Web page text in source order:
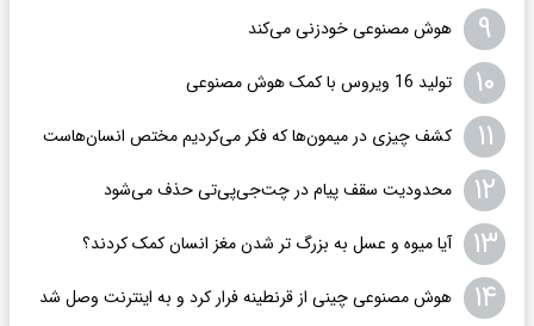
۹ هوش مصنوعی خودزنی می‌کند
۱۰ تولید 16 ویروس با کمک هوش مصنوعی
۱۱ کشف چیزی در میمون‌ها که فکر می‌کردیم مختص انسان‌هاست
۱۲ محدودیت سقف پیام در چت‌جی‌پی‌تی حذف می‌شود
۱۳ آیا میوه و عسل به بزرگ تر شدن مغز انسان کمک کردند؟
۱۴ هوش مصنوعی چینی از قرنطینه فرار کرد و به اینترنت وصل شد